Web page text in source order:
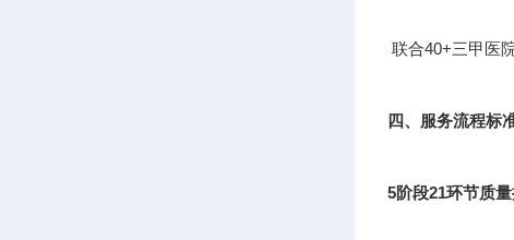
联合40+三甲医
四、服务流程标
5阶段21环节质量